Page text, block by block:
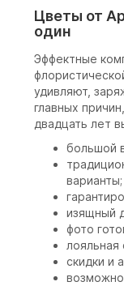
Цветы от
один
Эффектные
удивляют,
главных
двадцать лет
большой
варианты;
изящный
фото
лояльная
скидки и